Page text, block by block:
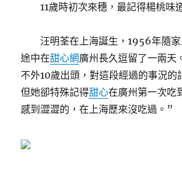
11歲時初次來穗，最記得楊桃味
汪明荃在上海誕生，1956年隨家
途中在甜心網廣州長久逗留了一兩天
不外10歲出頭，對這段經過的事況的
但她卻特殊記得甜心在廣州第一次吃
感到澀澀的，在上海歷來沒吃過。”